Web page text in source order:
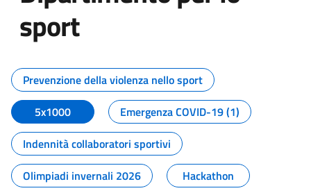
sport
Tutti i contenuti della pagina
Prevenzione della violenza nello sport
5x1000
Emergenza COVID-19 (1)
Indennità collaboratori sportivi
Olimpiadi invernali 2026
Hackathon